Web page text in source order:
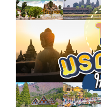
ยอดฮิตที่ได้รับความนิ
ค่ะ